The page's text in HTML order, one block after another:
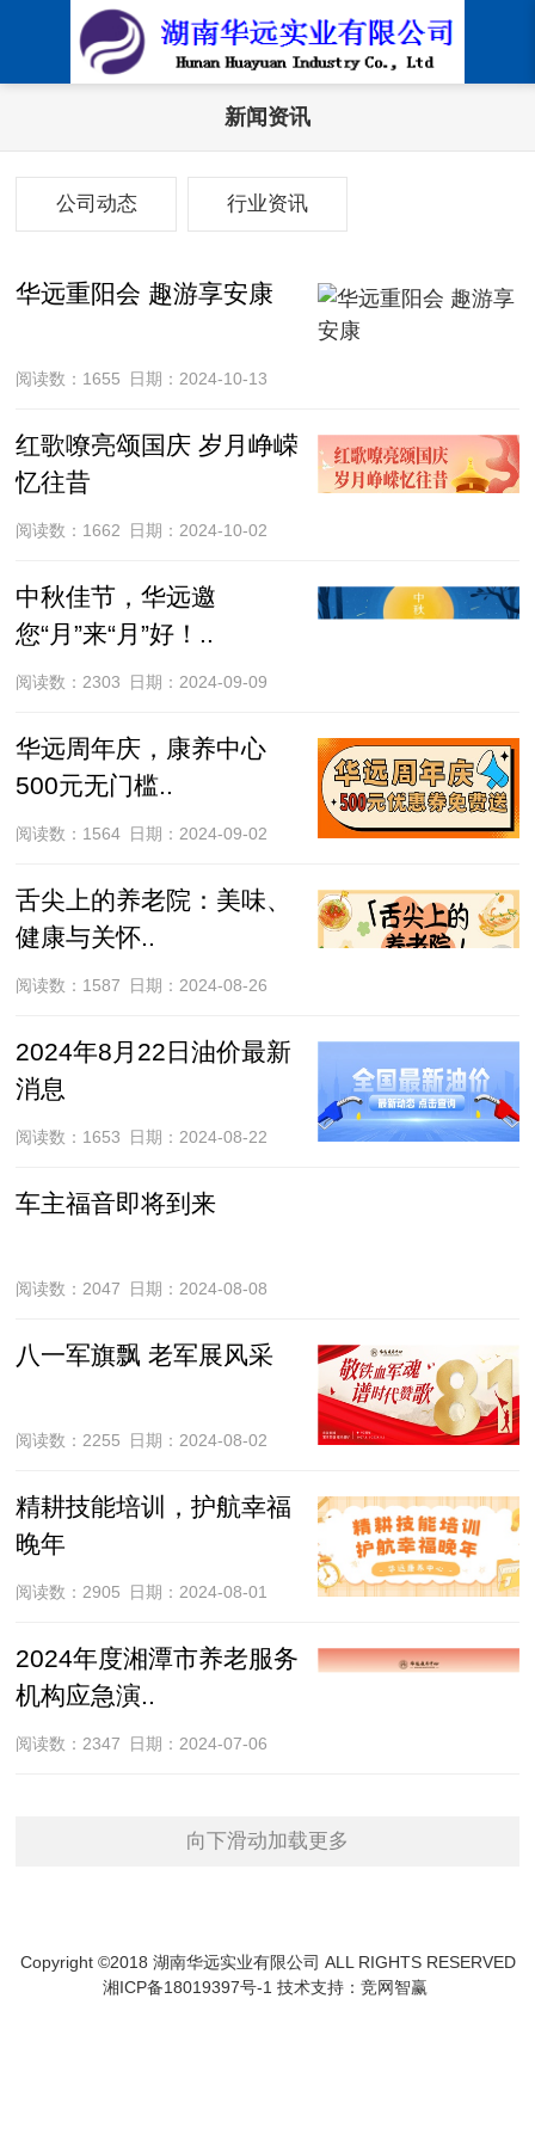
新闻资讯
公司动态 行业资讯
华远重阳会 趣游享安康
阅读数：1655 日期：2024-10-13
红歌嘹亮颂国庆 岁月峥嵘
忆往昔
阅读数：1662 日期：2024-10-02
中秋佳节，华远邀
您“月”来“月”好！..
阅读数：2303 日期：2024-09-09
华远周年庆，康养中心
500元无门槛..
阅读数：1564 日期：2024-09-02
舌尖上的养老院：美味、
健康与关怀..
阅读数：1587 日期：2024-08-26
2024年8月22日油价最新
消息
阅读数：1653 日期：2024-08-22
车主福音即将到来
阅读数：2047 日期：2024-08-08
八一军旗飘 老军展风采
阅读数：2255 日期：2024-08-02
精耕技能培训，护航幸福
晚年
阅读数：2905 日期：2024-08-01
2024年度湘潭市养老服务
机构应急演..
阅读数：2347 日期：2024-07-06
向下滑动加载更多
Copyright ©2018 湖南华远实业有限公司 ALL RIGHTS RESERVED
湘ICP备18019397号-1 技术支持： 竞网智赢